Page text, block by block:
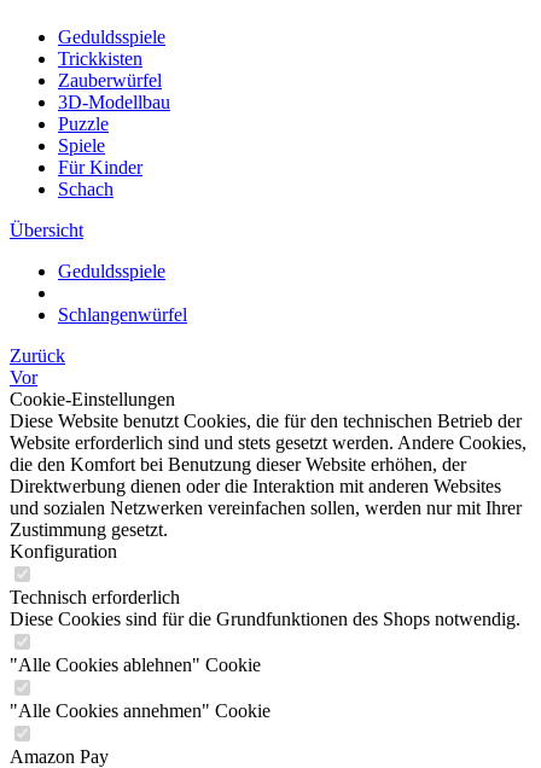
Geduldsspiele
Trickkisten
Zauberwürfel
3D-Modellbau
Puzzle
Spiele
Für Kinder
Schach
Übersicht
Geduldsspiele
Schlangenwürfel
Zurück
Vor
Cookie-Einstellungen
Diese Website benutzt Cookies, die für den technischen Betrieb der
Website erforderlich sind und stets gesetzt werden. Andere Cookies,
die den Komfort bei Benutzung dieser Website erhöhen, der
Direktwerbung dienen oder die Interaktion mit anderen Websites
und sozialen Netzwerken vereinfachen sollen, werden nur mit Ihrer
Zustimmung gesetzt.
Konfiguration
Technisch erforderlich
Diese Cookies sind für die Grundfunktionen des Shops notwendig.
"Alle Cookies ablehnen" Cookie
"Alle Cookies annehmen" Cookie
Amazon Pay